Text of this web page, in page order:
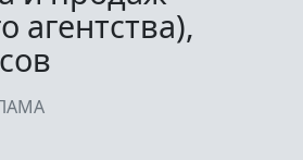
агентства),